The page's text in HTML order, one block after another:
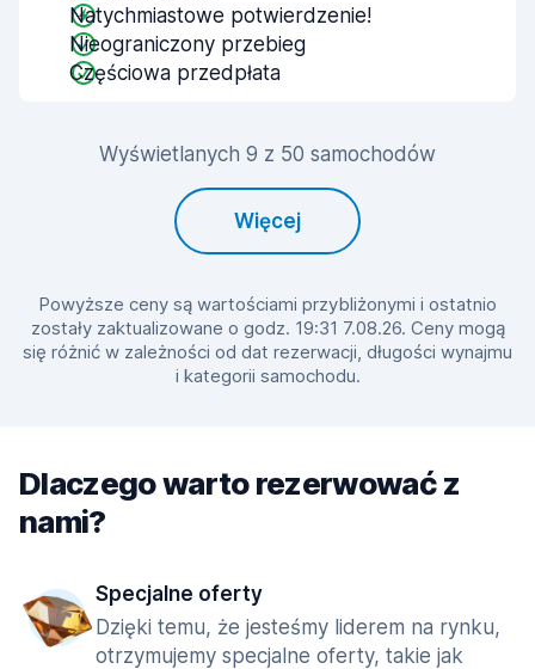
Natychmiastowe potwierdzenie!
Nieograniczony przebieg
Częściowa przedpłata
Wyświetlanych 9 z 50 samochodów
Więcej
Powyższe ceny są wartościami przybliżonymi i ostatnio
zostały zaktualizowane o godz. 19:31 7.08.26. Ceny mogą
się różnić w zależności od dat rezerwacji, długości wynajmu
i kategorii samochodu.
Dlaczego warto rezerwować z
nami?
Specjalne oferty
Dzięki temu, że jesteśmy liderem na rynku,
otrzymujemy specjalne oferty, takie jak